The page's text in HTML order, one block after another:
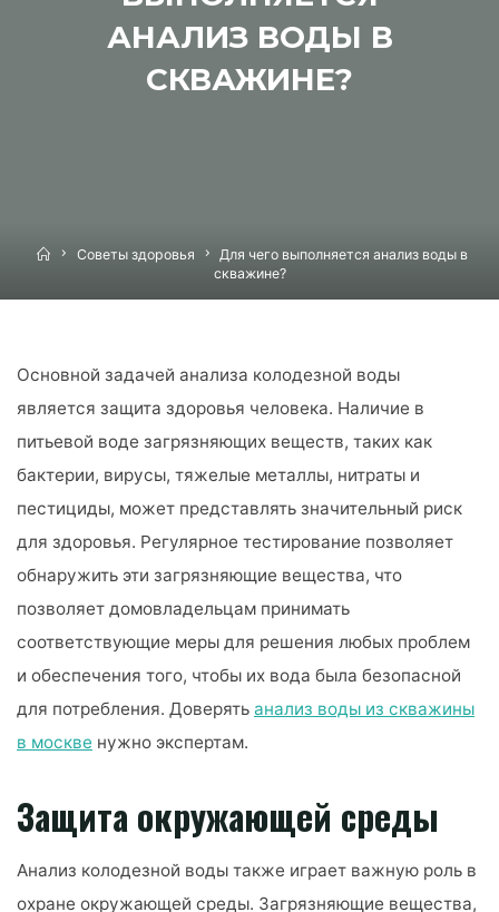
АНАЛИЗ ВОДЫ В
СКВАЖИНЕ?
HomeСоветы здоровья
Для чего выполняется анализ воды в
скважине?
Основной задачей анализа колодезной воды
является защита здоровья человека. Наличие в
питьевой воде загрязняющих веществ, таких как
бактерии, вирусы, тяжелые металлы, нитраты и
пестициды, может представлять значительный риск
для здоровья. Регулярное тестирование позволяет
обнаружить эти загрязняющие вещества, что
позволяет домовладельцам принимать
соответствующие меры для решения любых проблем
и обеспечения того, чтобы их вода была безопасной
для потребления. Доверятьанализ воды из скважины
в москве нужно экспертам.
Защита окружающей среды
Анализ колодезной воды также играет важную роль в
охране окружающей среды. Загрязняющие вещества,